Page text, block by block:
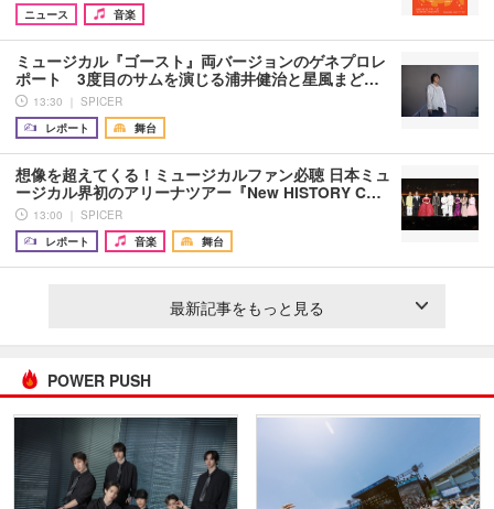
ニュース
音楽
ミュージカル『ゴースト』両バージョンのゲネプロレ
ポート 3度目のサムを演じる浦井健治と星風まど…
13:30 ｜ SPICER
レポート
舞台
想像を超えてくる！ミュージカルファン必聴 日本ミュ
ージカル界初のアリーナツアー『New HISTORY C…
13:00 ｜ SPICER
レポート
音楽 舞台
最新記事をもっと見る
POWER PUSH